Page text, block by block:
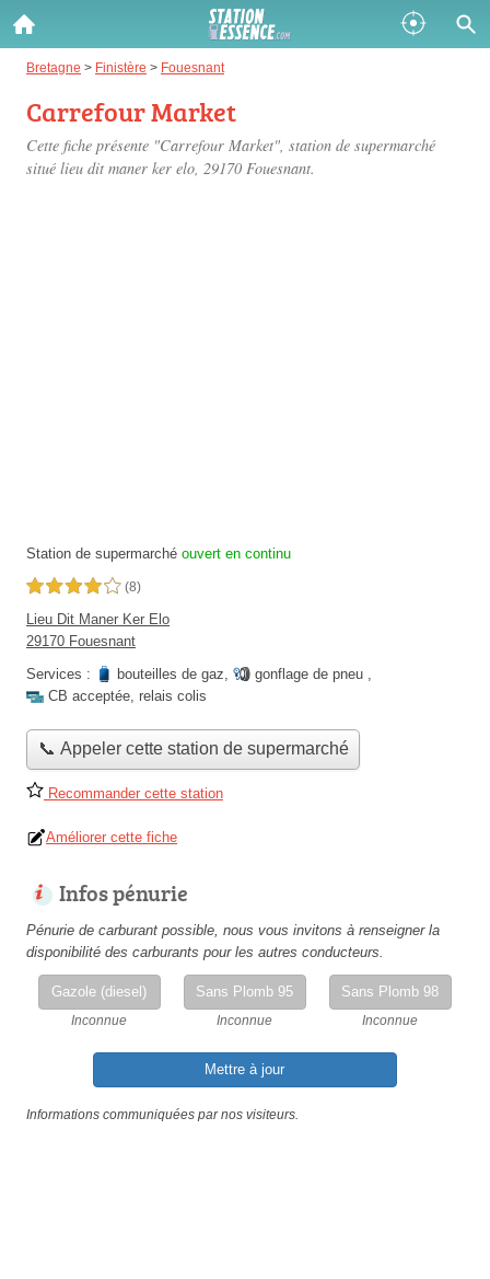
Bretagne > Finistère > Fouesnant
Carrefour Market
Cette fiche présente "Carrefour Market", station de supermarché
situé lieu dit maner ker elo, 29170 Fouesnant.
Station de supermarché ouvert en continu
4,0 étoiles sur 5 (8)
Lieu Dit Maner Ker Elo
29170 Fouesnant
Services :
bouteilles de gaz, gonflage de pneu ,
CB acceptée, relais colis
📞 Appeler cette station de supermarché
Recommander cette station
Améliorer cette fiche
Infos pénurie
Pénurie de carburant possible, nous vous invitons à renseigner la
disponibilité des carburants pour les autres conducteurs.
Gazole (diesel)
Inconnue
Sans Plomb 95
Inconnue
Sans Plomb 98
Inconnue
Mettre à jour
Informations communiquées par nos visiteurs.
Gazole :
Disponible
SP 98 :